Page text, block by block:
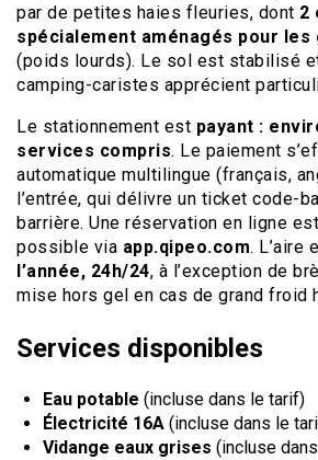
par de petites haies fleuries, dont 2
spécialement aménagés pour les
(poids lourds). Le sol est stabilisé
camping-caristes apprécient
Le stationnement est payant :
services compris. Le paiement
automatique multilingue (français,
l’entrée, qui délivre un ticket code-
barrière. Une réservation en ligne
possible via app.qipeo.com. L’aire
l’année, 24h/24, à l’exception de
mise hors gel en cas de grand froid
Services disponibles
Eau potable (incluse dans le tarif)
Électricité 16A (incluse dans le
Vidange eaux grises (incluse